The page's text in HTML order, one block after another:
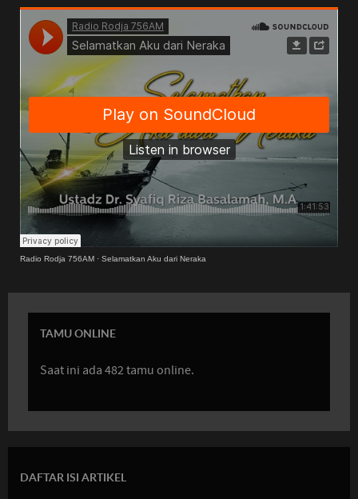
Radio Rodja 756AM · Selamatkan Aku dari Neraka
TAMU ONLINE
Saat ini ada 482 tamu online.
DAFTAR ISI ARTIKEL